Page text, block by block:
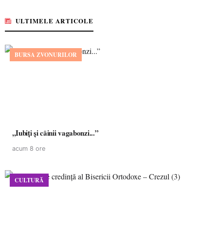
ULTIMELE ARTICOLE
BURSA ZVONURILOR
,,Iubiți și câinii vagabonzi...”
acum 8 ore
CULTURĂ